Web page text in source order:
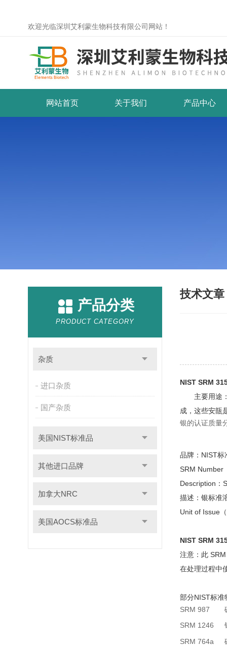
欢迎光临深圳艾利蒙生物科技有限公司网站！
网站首页 关于我们 产品中心
产品分类
PRODUCT CATEGORY
杂质
进口杂质
国产杂质
美国NIST标准品
其他进口品牌
加拿大NRC
美国AOCS标准品
技术文章
NIST SRM
主要用途
成，这些安瓿
银的认证质量
品牌：NIST标
SRM Number
Description：
描述：银标准
Unit of Issue
NIST SRM
注意：此
在处理过程中
部分NIST标准
SRM 987
SRM 1246
SRM 764a